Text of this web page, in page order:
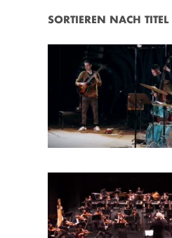
SORTIEREN NACH TITEL